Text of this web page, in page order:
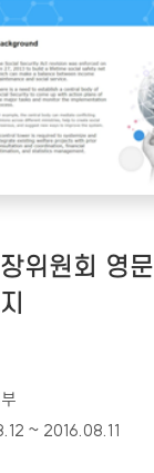
위원회 영문
~ 2016.08.11